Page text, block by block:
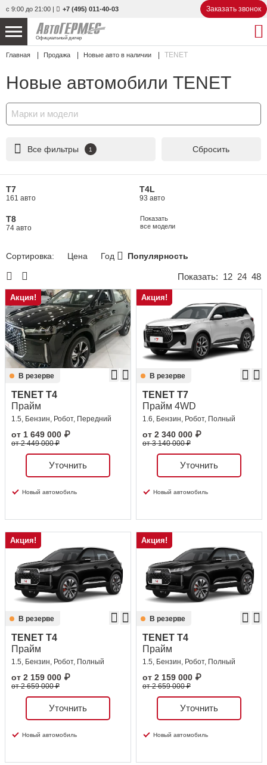
с 9:00 до 21:00 | +7 (495) 011-40-03 Заказать звонок
Официальный дилер
НОВЫЕ АВТОМОБИЛИ
С ПРОБЕГОМ 855 авто
СЕРВИС
УСЛУГИ
АКЦИИ
О КОМПАНИИ
КОНТАКТЫ
Избранное
Личный кабинет
Главная Продажа Новые авто в наличии TENET
Новые автомобили TENET
Марки и модели
Все фильтры 1 Сбросить
T7
161 авто
T4L
93 авто
T8
74 авто
Показать
все модели
Сортировка: Цена Год Популярность
Показать: 12 24 48
Акция!
В резерве
TENET T4
Прайм
1.5, Бензин, Робот, Передний
от 1 649 000 ₽
от 2 449 000 ₽
Уточнить
Новый автомобиль
Акция!
В резерве
TENET T7
Прайм 4WD
1.6, Бензин, Робот, Полный
от 2 340 000 ₽
от 3 140 000 ₽
Уточнить
Новый автомобиль
Акция!
В резерве
TENET T4
Прайм
1.5, Бензин, Робот, Полный
от 2 159 000 ₽
от 2 659 000 ₽
Уточнить
Новый автомобиль
Акция!
В резерве
TENET T4
Прайм
1.5, Бензин, Робот, Полный
от 2 159 000 ₽
от 2 659 000 ₽
Уточнить
Новый автомобиль